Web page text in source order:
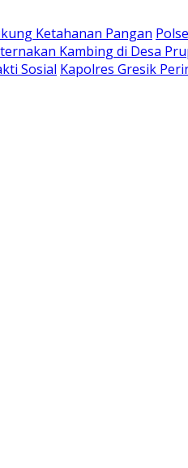
Ketahanan Pangan
Kambing di Desa
Sosial Kapolres Gresik